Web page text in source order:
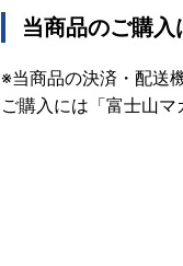
当商品のご購入
※当商品の決済・配送
ご購入には「富士山